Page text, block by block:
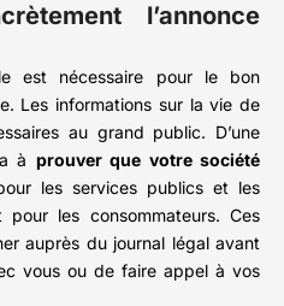
l’annonce
est nécessaire pour le bon
Les informations sur la vie de
au grand public. D’une
à prouver que votre société
les services publics et les
pour les consommateurs. Ces
auprès du journal légal avant
vous ou de faire appel à vos